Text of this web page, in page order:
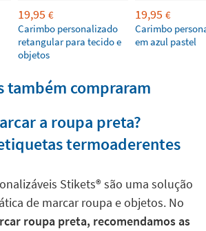
19,95 €
Carimbo personalizado
retangular para tecido e
objetos
19,95 €
Carimbo
em azul pastel
também compraram
a roupa preta?
termoaderentes
Stikets®️ são uma solução
de marcar roupa e objetos. No
roupa preta, recomendamos as